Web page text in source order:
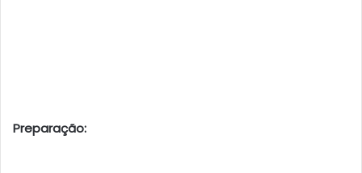
Preparação: